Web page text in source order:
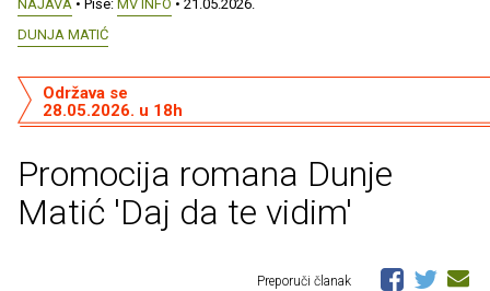
NAJAVA • Piše: MV INFO • 21.05.2026.
DUNJA MATIĆ
Promocija romana Dunje
Matić 'Daj da te vidim'
Održava se
28.05.2026. u 18h
Preporuči članak